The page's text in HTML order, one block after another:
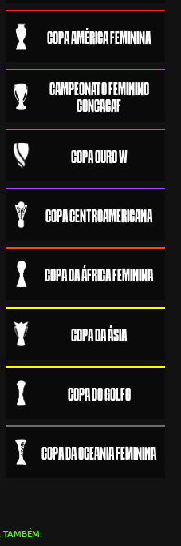
COPA AMÉRICA FEMININA
CAMPEONATO FEMININO
CONCACAF
COPA OURO W
COPA CENTROAMERICANA
COPA DA ÁFRICA FEMININA
COPA DA ÁSIA
COPA DO GOLFO
COPA DA OCEANIA FEMININA
TAMBÉM: